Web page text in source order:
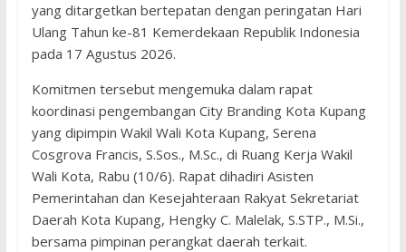
yang ditargetkan bertepatan dengan peringatan Hari
Ulang Tahun ke-81 Kemerdekaan Republik Indonesia
pada 17 Agustus 2026.
Komitmen tersebut mengemuka dalam rapat
koordinasi pengembangan City Branding Kota Kupang
yang dipimpin Wakil Wali Kota Kupang, Serena
Cosgrova Francis, S.Sos., M.Sc., di Ruang Kerja Wakil
Wali Kota, Rabu (10/6). Rapat dihadiri Asisten
Pemerintahan dan Kesejahteraan Rakyat Sekretariat
Daerah Kota Kupang, Hengky C. Malelak, S.STP., M.Si.,
bersama pimpinan perangkat daerah terkait.